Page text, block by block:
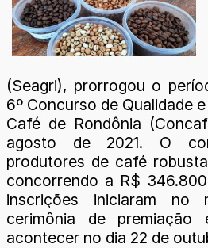
(Seagri), prorrogou o
6º Concurso de Qualidade
Café de Rondônia
agosto de 2021. O
produtores de café
concorrendo a R$
inscrições iniciaram
cerimônia de premiação
acontecer no dia 22 de